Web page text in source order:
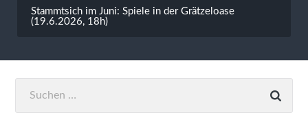
Stammtsich im Juni: Spiele in der Grätzeloase
(19.6.2026, 18h)
nach: